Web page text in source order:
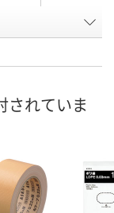
P233552
カ
されていま